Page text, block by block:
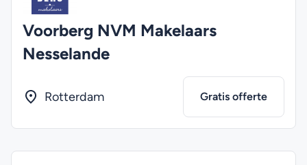
Voorberg NVM Makelaars
Nesselande
Rotterdam Gratis offerte